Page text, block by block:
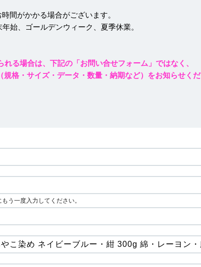
間がかかる場合がございます。
始、ゴールデンウィーク、夏季休業。
る場合は、下記の「お問い合せフォーム」ではなく、
規格・サイズ・データ・数量・納期など）をお知らせくだ
う一度入力してください。